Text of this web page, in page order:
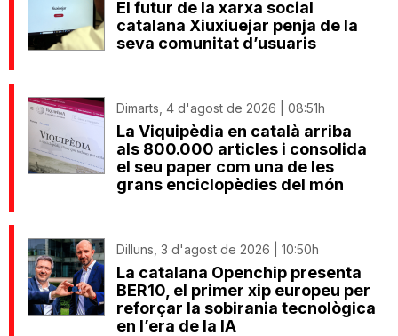
El futur de la xarxa social
catalana Xiuxiuejar penja de la
seva comunitat d’usuaris
Dimarts, 4 d'agost de 2026 | 08:51h
La Viquipèdia en català arriba
als 800.000 articles i consolida
el seu paper com una de les
grans enciclopèdies del món
Dilluns, 3 d'agost de 2026 | 10:50h
La catalana Openchip presenta
BER10, el primer xip europeu per
reforçar la sobirania tecnològica
en l’era de la IA